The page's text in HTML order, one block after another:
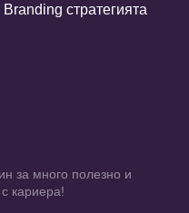
стратегията
за много полезно и
кариера!